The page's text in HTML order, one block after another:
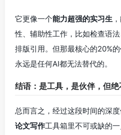
它更像一个能力超强的实习生
性、辅助性工作，比如检查语法
排版引用。但那最核心的20%的
永远是任何AI都无法替代的。
结语：是工具，是伙伴，但绝
总而言之，经过这段时间的深度
论文写作工具箱里不可或缺的